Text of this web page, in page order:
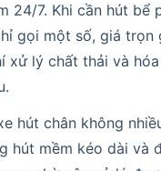
24/7. Khi cần hút bể
gọi một số, giá trọn
xử lý chất thải và
hút chân không
hút mềm kéo dài và